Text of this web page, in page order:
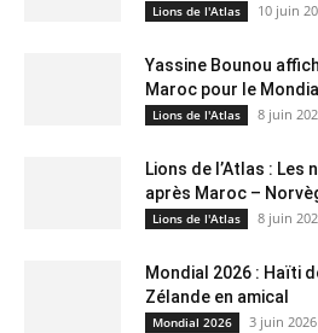
Lions de l'Atlas 10 juin
Yassine Bounou
Maroc pour le
Lions de l'Atlas 8 juin
Lions de l’Atlas : Les
après Maroc –
Lions de l'Atlas 8 juin
Mondial 2026 : Haïti
Zélande en amical
Mondial 2026 3 juin